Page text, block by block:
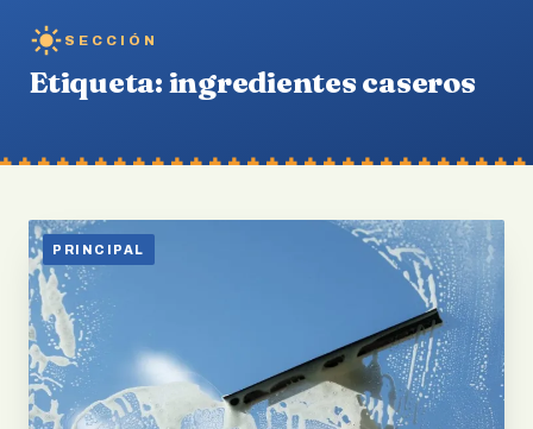
SECCIÓN
Etiqueta: ingredientes caseros
PRINCIPAL